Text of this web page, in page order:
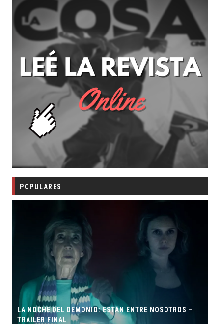
POPULARES
LA NOCHE DEL DEMONIO: ESTÁN ENTRE NOSOTROS –
TRAILER FINAL